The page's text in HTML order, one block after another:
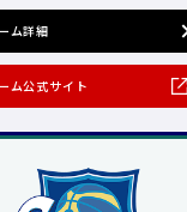
ム詳細
ム公式サイト